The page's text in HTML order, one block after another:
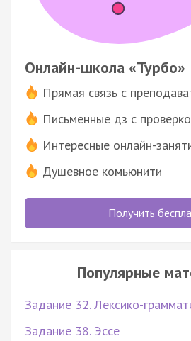
Онлайн-школа «Турбо»
Прямая связь с
Письменные дз с
Интересные онлайн-
Душевное комьюнити
Получить
Популярные
Задание 32. Лексико-
Задание 38. Эссе